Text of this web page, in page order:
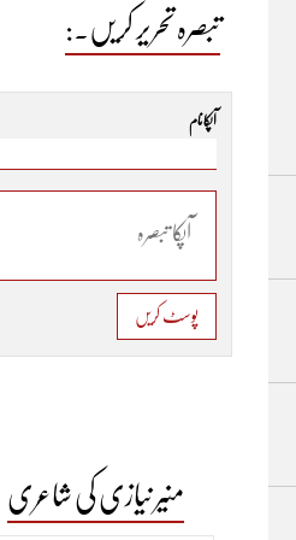
تبصرہ تحریر کریں۔:
آپکا نام
پوسٹ کریں
منیر نیازی کی شاعری